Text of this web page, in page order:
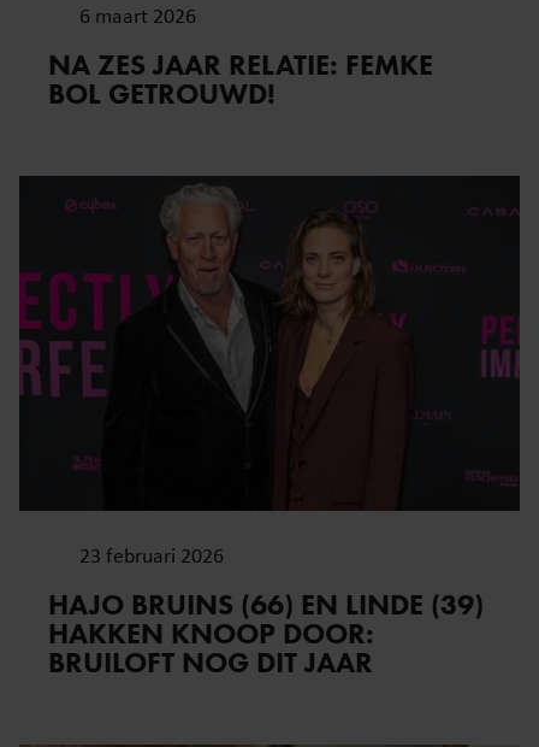
6 maart 2026
NA ZES JAAR RELATIE: FEMKE
BOL GETROUWD!
23 februari 2026
HAJO BRUINS (66) EN LINDE (39)
HAKKEN KNOOP DOOR:
BRUILOFT NOG DIT JAAR